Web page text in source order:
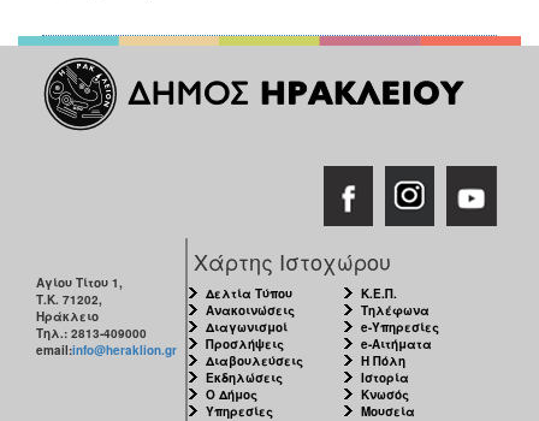
Αγίου Τίτου 1,
Τ.Κ. 71202,
Ηράκλειο
Τηλ.: 2813-409000
email:info@heraklion.gr
Χάρτης Ιστοχώρου
Δελτία Τύπου
Ανακοινώσεις
Διαγωνισμοί
Προσλήψεις
Διαβουλεύσεις
Εκδηλώσεις
Ο Δήμος
Υπηρεσίες
Κ.Ε.Π.
Τηλέφωνα
e-Υπηρεσίες
e-Αιτήματα
Η Πόλη
Ιστορία
Κνωσός
Μουσεία